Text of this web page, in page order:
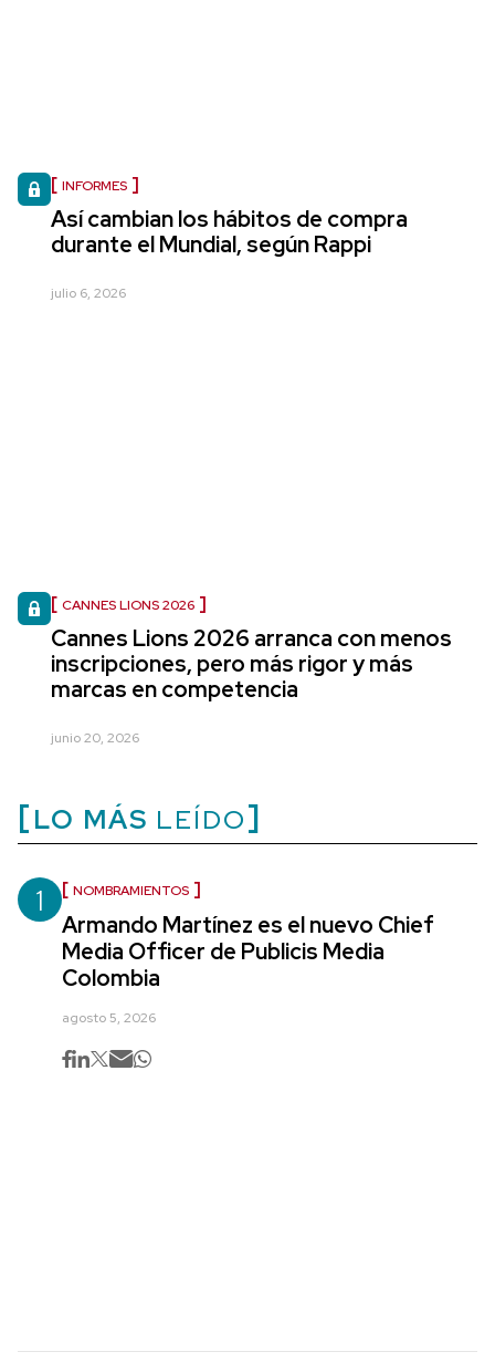
INFORMES
Así cambian los hábitos de compra
durante el Mundial, según Rappi
julio 6, 2026
CANNES LIONS 2026
Cannes Lions 2026 arranca con menos
inscripciones, pero más rigor y más
marcas en competencia
junio 20, 2026
LO MÁS LEÍDO
1 NOMBRAMIENTOS
Armando Martínez es el nuevo Chief
Media Officer de Publicis Media
Colombia
agosto 5, 2026